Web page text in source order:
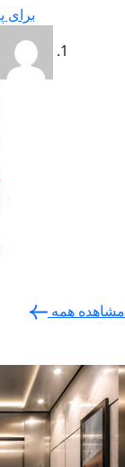
برای
مشاهده همه